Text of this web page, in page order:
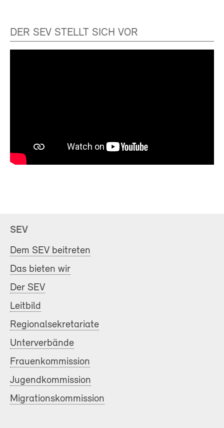
DER SEV STELLT SICH VOR
SEV
Dem SEV beitreten
Das bieten wir
Der SEV
Leitbild
Regionalsekretariate
Unterverbände
Frauenkommission
Jugendkommission
Migrationskommission